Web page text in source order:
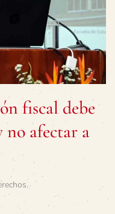
fiscal debe
no afectar a
.